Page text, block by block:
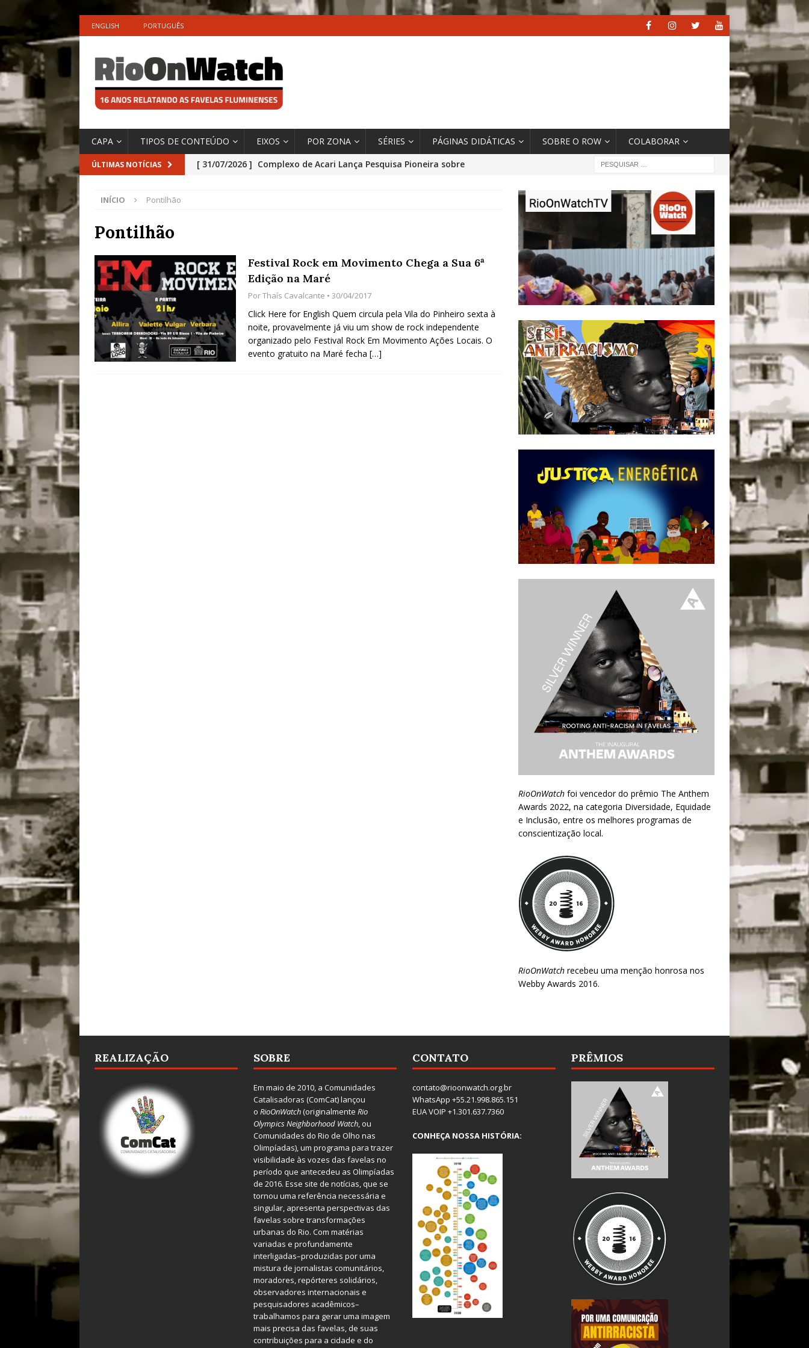
ENGLISH PORTUGUÊS
CAPA TIPOS DE CONTEÚDO EIXOS POR ZONA SÉRIES PÁGINAS DIDÁTICAS SOBRE O ROW COLABORAR
ÚLTIMAS NOTÍCIAS [ 31/07/2026 ] Complexo de Acari Lança Pesquisa Pioneira sobre
Especial do IPCC Sobre Cidades
*DESTAQUE
[ 28/07/2026 ]
Tudo Começou com uma Praça em Ramos [OPINIÃO]
[ 27/07/2026 ] Mutirão Agroecológico com os Povos das Águas Reúne
Coletivos para Plantio e Inauguração da Feira da Praia do Remanso
INÍCIO Pontilhão
Pontilhão
Festival Rock em Movimento Chega a Sua 6ª
Edição na Maré
PorThaís Cavalcante • 30/04/2017
Click Here for English Quem circula pela Vila do Pinheiro sexta à
noite, provavelmente já viu um show de rock independente
organizado pelo Festival Rock Em Movimento Ações Locais. O
evento gratuito na Maré fecha […]
RioOnWatchfoi vencedor do prêmio The Anthem
Awards 2022, na categoria Diversidade, Equidade
e Inclusão, entre os melhores programas de
conscientização local.
RioOnWatchrecebeu uma menção honrosa nos
Webby Awards 2016.
REALIZAÇÃO SOBRE
Em maio de 2010, a Comunidades
Catalisadoras (ComCat) lançou
o RioOnWatch(originalmente Rio
Olympics Neighborhood Watch, ou
Comunidades do Rio de Olho nas
Olimpíadas), um programa para trazer
visibilidade às vozes das favelas no
período que antecedeu as Olimpíadas
de 2016. Esse site de notícias, que se
tornou uma referência necessária e
singular, apresenta perspectivas das
favelas sobre transformações
urbanas do Rio. Com matérias
variadas e profundamente
interligadas–produzidas por uma
mistura de jornalistas comunitários,
moradores, repórteres solidários,
observadores internacionais e
pesquisadores acadêmicos–
trabalhamos para gerar uma imagem
mais precisa das favelas, de suas
contribuições para a cidade e do
CONTATO
contato@rioonwatch.org.br
WhatsApp +55.21.998.865.151
EUA VOIP +1.301.637.7360
CONHEÇA NOSSA HISTÓRIA:
PRÊMIOS